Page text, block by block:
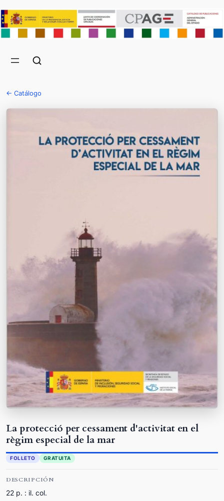
← Catálogo
La protecció per cessament d'activitat en el
règim especial de la mar
FOLLETO GRATUITA
DESCRIPCIÓN
22 p. : il. col.